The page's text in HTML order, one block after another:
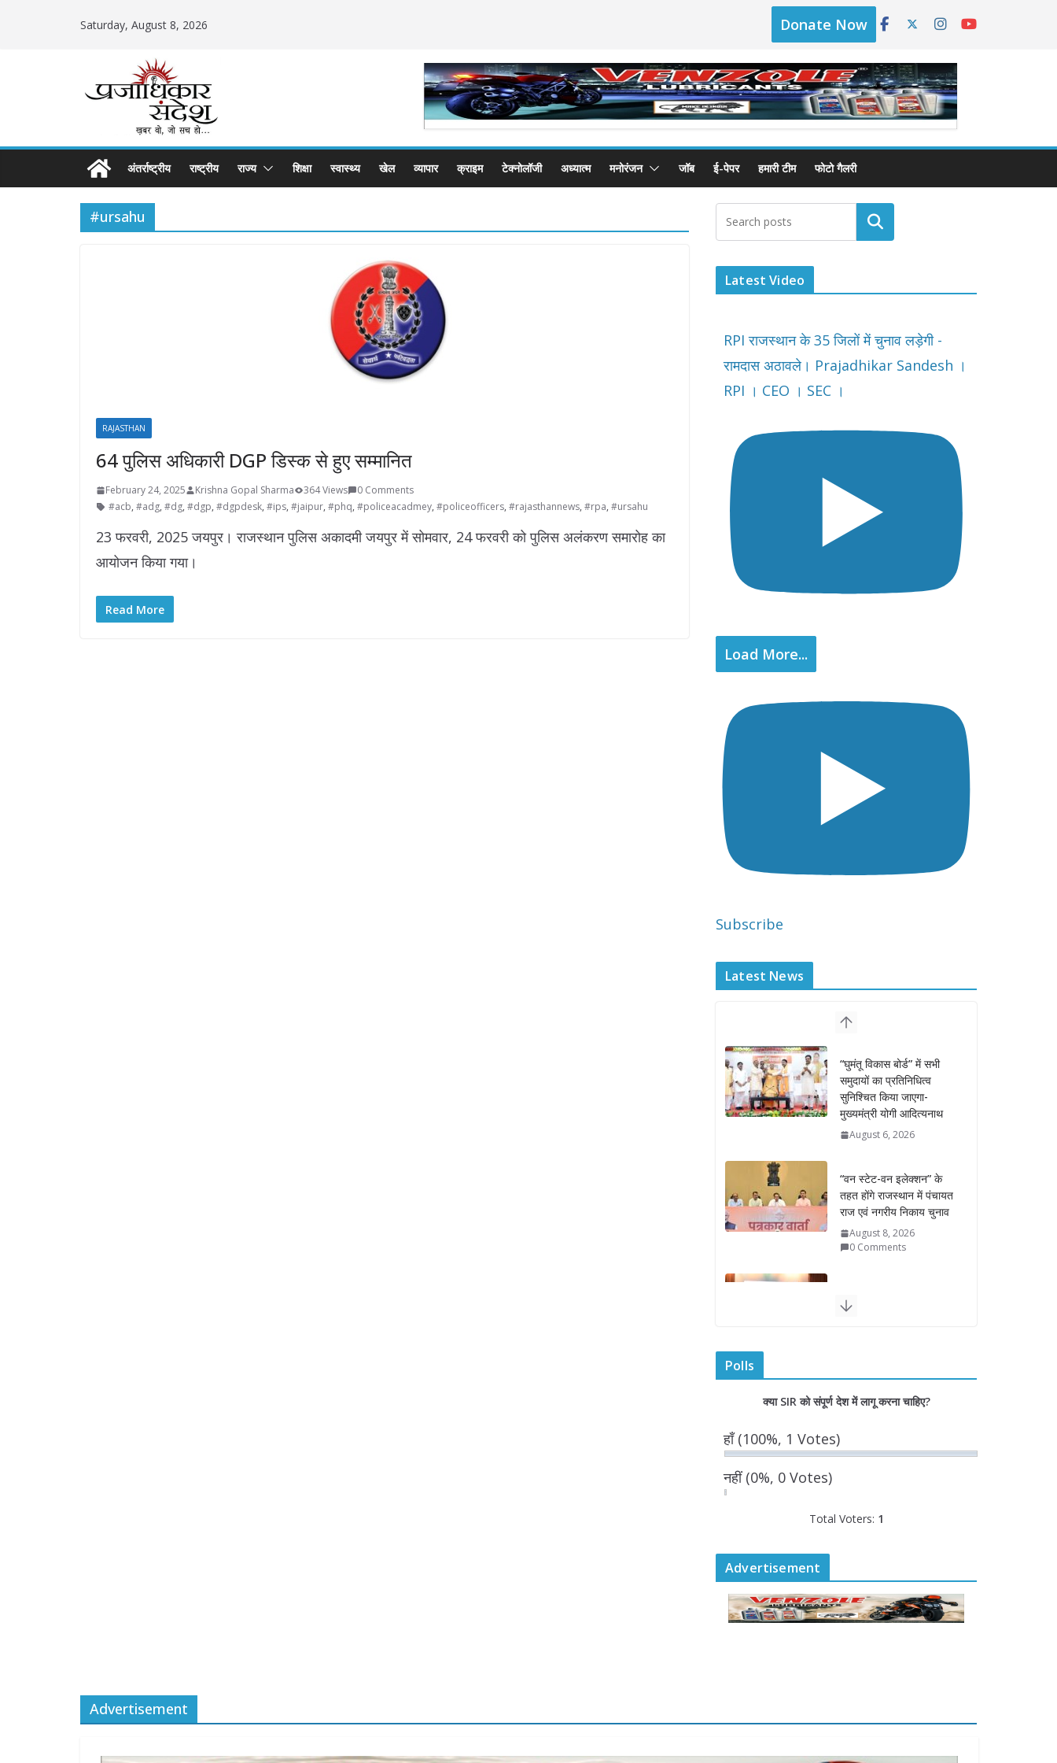
Saturday, August 8, 2026 Donate Now
अंतर्राष्ट्रीय राष्ट्रीय राज्य शिक्षा स्वास्थ्य खेल व्यापार क्राइम टेक्नोलॉजी अध्यात्म मनोरंजन जॉब ई-पेपर हमारी टीम फोटो गैलरी
#ursahu
RAJASTHAN
64 पुलिस अधिकारी DGP डिस्क से हुए सम्मानित
February 24, 2025 Krishna Gopal Sharma 364 Views
0 Comments
#acb, #adg, #dg, #dgp, #dgpdesk, #ips, #jaipur, #phq, #policeacadmey, #policeofficers, #rajasthannews, #rpa, #ursahu
23 फरवरी, 2025 जयपुर। राजस्थान पुलिस अकादमी जयपुर में सोमवार, 24 फरवरी को पुलिस अलंकरण समारोह का
आयोजन किया गया।
Read More
Latest Video
RPI राजस्थान के 35 जिलों में चुनाव लड़ेगी -
रामदास अठावले। Prajadhikar Sandesh ।
RPI । CEO । SEC ।
Load More...
Subscribe
Latest News
“वन स्टेट-वन इलेक्शन” के
तहत होंगे राजस्थान में पंचायत
राज एवं नगरीय निकाय चुनाव
August 8, 2026
0 Comments
राज्यपाल ने हथकरघा दिवस
पर घुमंतू जनजाति महिलाओं
को किया सम्मानित
August 7, 2026
August 7, 2026
August 7, 2026
मुख्यमंत्री योगी आदित्यनाथ
Polls
क्या SIR को संपूर्ण देश में लागू करना चाहिए?
हाँ(100%, 1 Votes)
नहीं(0%, 0 Votes)
Total Voters: 1
Advertisement
Advertisement